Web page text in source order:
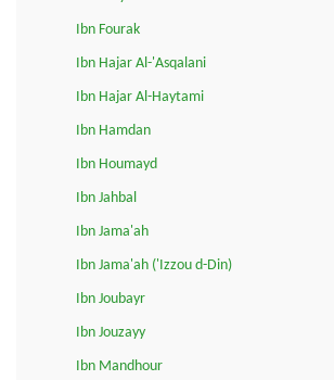
Ibn Fourak
Ibn Hajar Al-'Asqalani
Ibn Hajar Al-Haytami
Ibn Hamdan
Ibn Houmayd
Ibn Jahbal
Ibn Jama'ah
Ibn Jama'ah ('Izzou d-Din)
Ibn Joubayr
Ibn Jouzayy
Ibn Mandhour